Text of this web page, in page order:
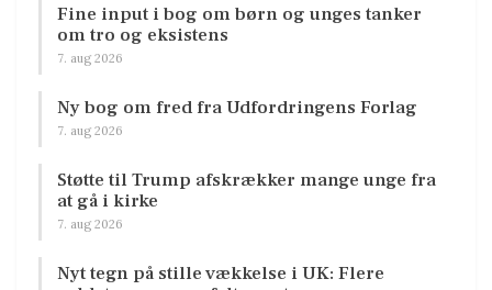
Fine input i bog om børn og unges tanker
om tro og eksistens
7. aug 2026
Ny bog om fred fra Udfordringens Forlag
7. aug 2026
Støtte til Trump afskrækker mange unge fra
at gå i kirke
7. aug 2026
Nyt tegn på stille vækkelse i UK: Flere